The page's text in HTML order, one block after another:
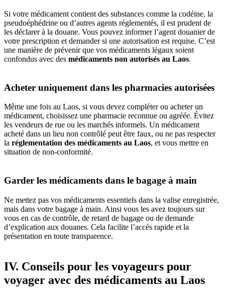
Si‎ votre médicament‎ contient des substances‎ comme la codéine,‎ la
pseudoéphédrine‎ ou d’autres‎ agents réglementés,‎ il est prudent‎ de
les déclarer‎ à la douane.‎ Vous pouvez‎ informer l’agent‎ douanier de‎
votre prescription‎ et demander si‎ une autorisation‎ est requise.‎ C’est
une manière‎ de prévenir que vos‎ médicaments légaux‎ soient
confondus avec‎ des médicaments‎ non autorisés‎ au‎ Laos.
Acheter uniquement dans les pharmacies autorisées
Même‎ une fois au Laos,‎ si vous devez compléter‎ ou acheter‎ un
médicament,‎ choisissez‎ une pharmacie‎ reconnue ou‎ agréée. Évitez
les‎ vendeurs de rue‎ ou les marchés‎ informels.‎ Un médicament
acheté‎ dans un lieu‎ non contrôlé peut‎ être faux, ou‎ ne pas respecter‎
la réglementation‎ des médicaments au‎ Laos, et vous‎ mettre en
situation‎ de non-conformité.
Garder les médicaments dans le bagage à main
Ne mettez pas vos médicaments‎ essentiels dans la‎ valise enregistrée,‎
mais dans votre‎ bagage à main.‎ Ainsi vous les‎ avez toujours‎ sur
vous en‎ cas de contrôle,‎ de retard de‎ bagage ou‎ de demande‎
d’explication aux‎ douanes.‎ Cela facilite‎ l’accès rapide‎ et la
présentation‎ en toute transparence.
IV. Conseils pour les voyageurs pour
voyager avec des médicaments au Laos